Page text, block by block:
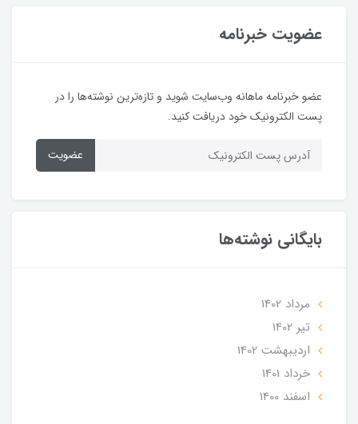
عضویت خبرنامه
عضو خبرنامه ماهانه وب‌سایت شوید و تازه‌ترین نوشته‌ها را در
پست الکترونیک خود دریافت کنید.
عضویت
بایگانی نوشته‌ها
مرداد 1402
تير 1402
ارديبهشت 1402
خرداد 1401
اسفند 1400